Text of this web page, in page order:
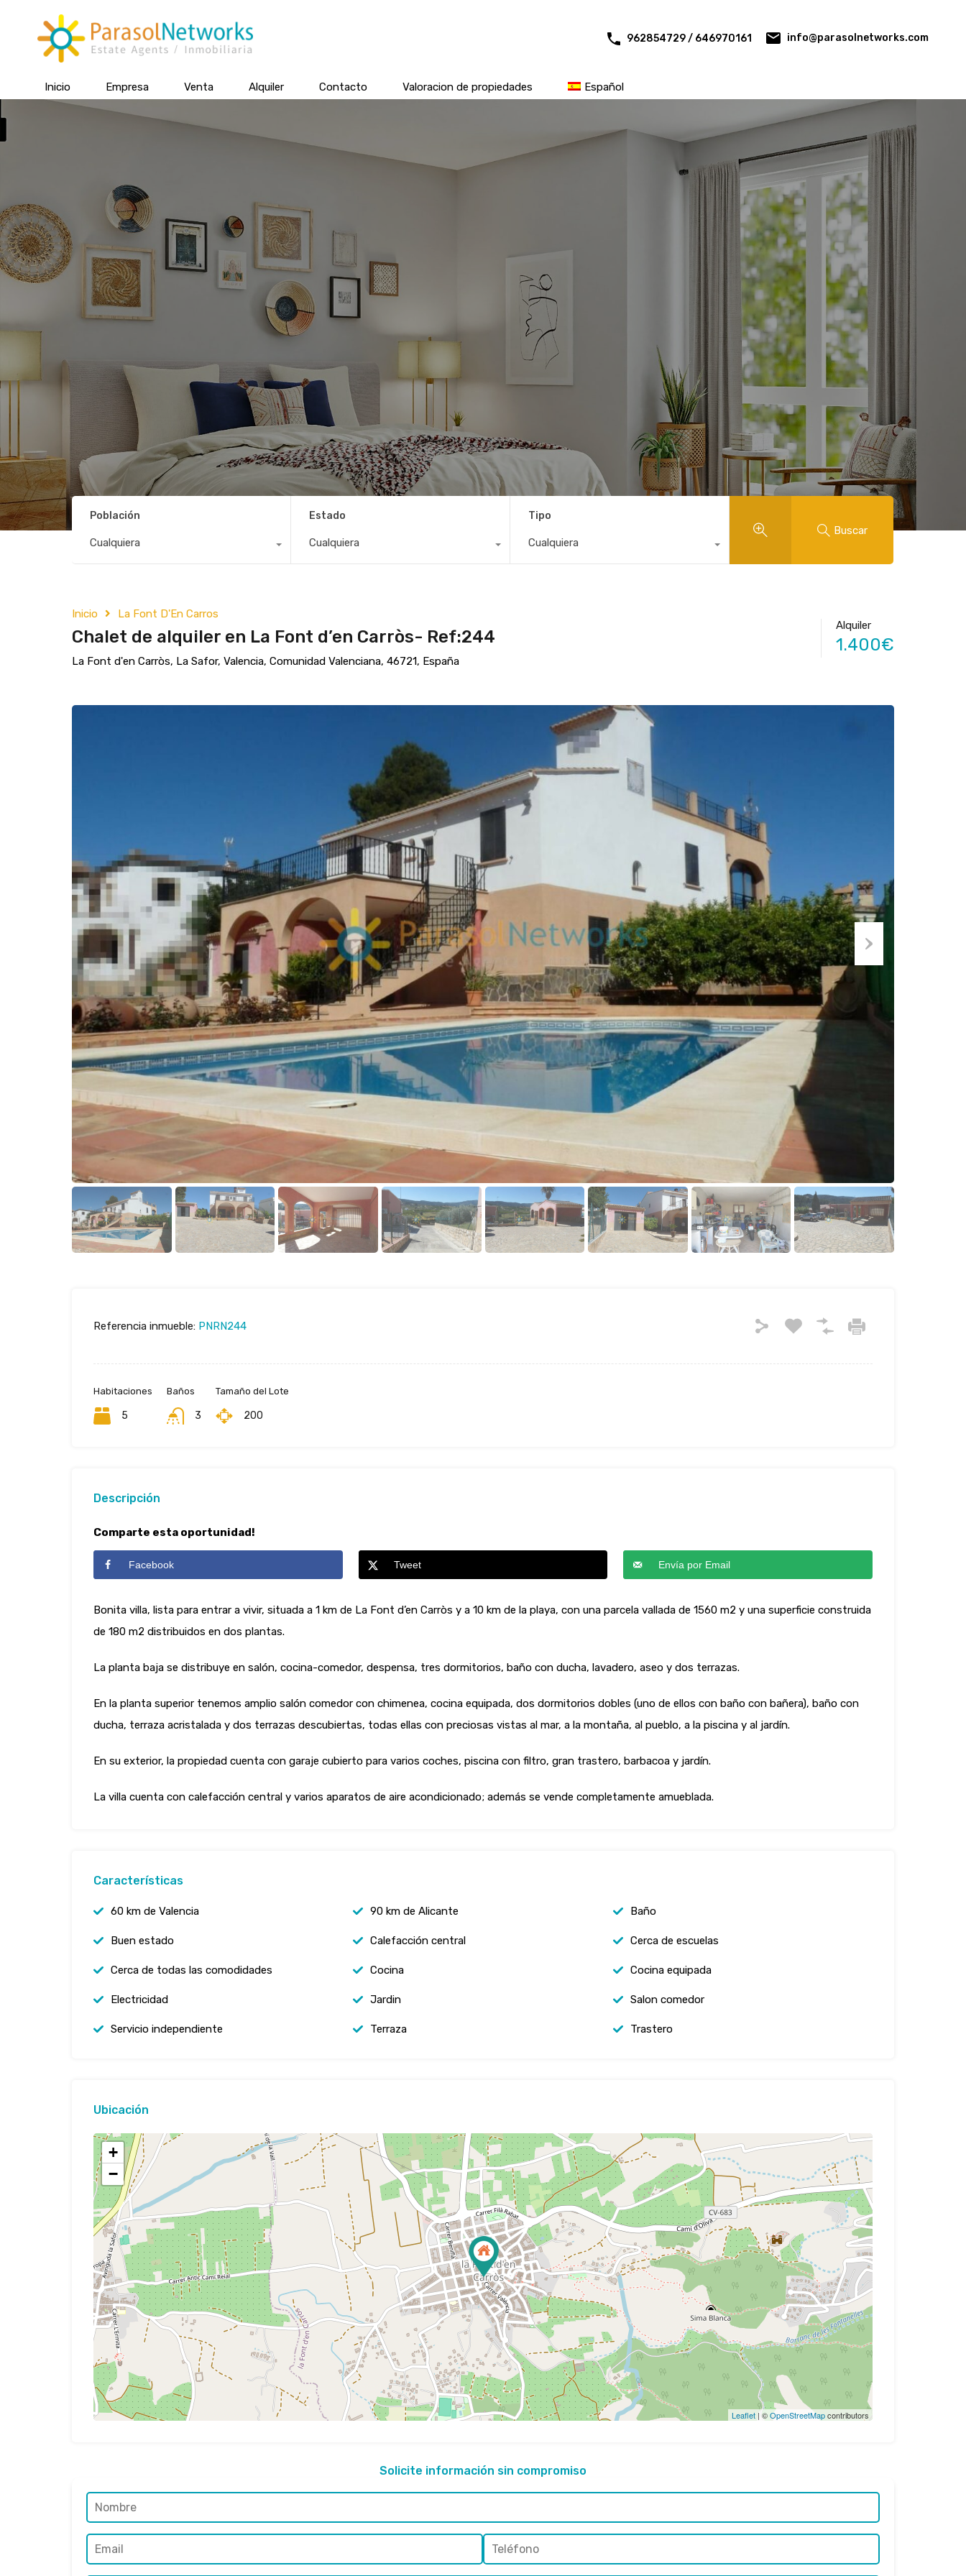
962854729 / 646970161 info@parasolnetworks.com
Inicio Empresa Venta Alquiler Contacto Valoracion de propiedades Español
Población
Cualquiera
Estado
Cualquiera
Tipo
Cualquiera
Buscar
Inicio La Font D'En Carros
Chalet de alquiler en La Font d’en Carròs- Ref:244
La Font d'en Carròs, La Safor, Valencia, Comunidad Valenciana, 46721, España
Alquiler
1.400€
Referencia inmueble: PNRN244
Habitaciones
5
Baños
3
Tamaño del Lote
200
Descripción
Comparte esta oportunidad!
Facebook Tweet Envía por Email
Bonita villa, lista para entrar a vivir, situada a 1 km de La Font d’en Carròs y a 10 km de la playa, con una parcela vallada de 1560 m2 y una superficie construida
de 180 m2 distribuidos en dos plantas.
La planta baja se distribuye en salón, cocina-comedor, despensa, tres dormitorios, baño con ducha, lavadero, aseo y dos terrazas.
En la planta superior tenemos amplio salón comedor con chimenea, cocina equipada, dos dormitorios dobles (uno de ellos con baño con bañera), baño con
ducha, terraza acristalada y dos terrazas descubiertas, todas ellas con preciosas vistas al mar, a la montaña, al pueblo, a la piscina y al jardín.
En su exterior, la propiedad cuenta con garaje cubierto para varios coches, piscina con filtro, gran trastero, barbacoa y jardín.
La villa cuenta con calefacción central y varios aparatos de aire acondicionado; además se vende completamente amueblada.
Características
60 km de Valencia 90 km de Alicante Baño
Buen estado Calefacción central Cerca de escuelas
Cerca de todas las comodidades Cocina Cocina equipada
Electricidad Jardin Salon comedor
Servicio independiente Terraza Trastero
Ubicación
+
−
Leaflet | ©OpenStreetMapcontributors
Solicite información sin compromiso